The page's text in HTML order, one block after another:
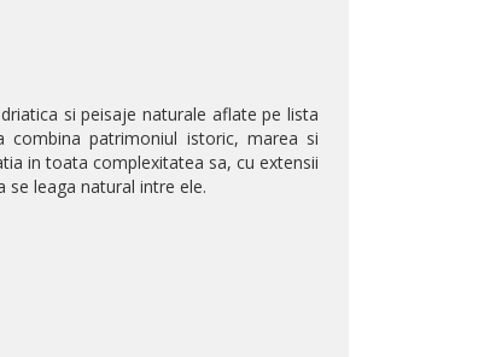
si peisaje naturale aflate pe lista
combina patrimoniul istoric, marea si
in toata complexitatea sa, cu extensii
se leaga natural intre ele.